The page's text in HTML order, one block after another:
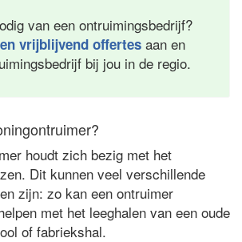
van een ontruimingsbedrijf?
vrijblijvend offertes aan en
bij jou in de regio.
houdt zich bezig met het
Dit kunnen veel verschillende
zijn: zo kan een ontruimer
met het leeghalen van een oude
of fabriekshal.